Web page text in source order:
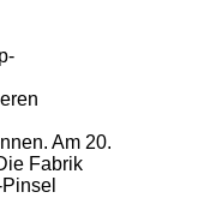
Am 20.
Fabrik